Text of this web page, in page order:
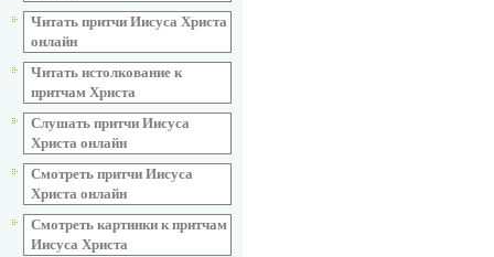
Читать притчи Иисуса Христа
онлайн
Читать истолкование к
притчам Христа
Слушать притчи Иисуса
Христа онлайн
Смотреть притчи Иисуса
Христа онлайн
Смотреть картинки к притчам
Иисуса Христа